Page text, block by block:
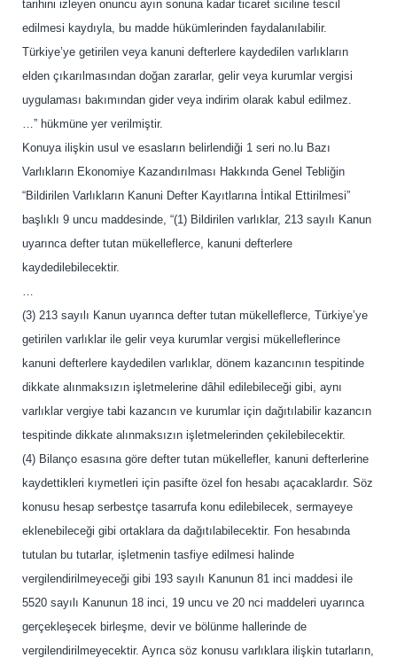
tarihini izleyen onuncu ayın sonuna kadar ticaret siciline tescil
edilmesi kaydıyla, bu madde hükümlerinden faydalanılabilir.
Türkiye’ye getirilen veya kanuni defterlere kaydedilen varlıkların
elden çıkarılmasından doğan zararlar, gelir veya kurumlar vergisi
uygulaması bakımından gider veya indirim olarak kabul edilmez.
…” hükmüne yer verilmiştir.
Konuya ilişkin usul ve esasların belirlendiği 1 seri no.lu Bazı
Varlıkların Ekonomiye Kazandırılması Hakkında Genel Tebliğin
“Bildirilen Varlıkların Kanuni Defter Kayıtlarına İntikal Ettirilmesi”
başlıklı 9 uncu maddesinde, “(1) Bildirilen varlıklar, 213 sayılı Kanun
uyarınca defter tutan mükelleflerce, kanuni defterlere
kaydedilebilecektir.
…
(3) 213 sayılı Kanun uyarınca defter tutan mükelleflerce, Türkiye’ye
getirilen varlıklar ile gelir veya kurumlar vergisi mükelleflerince
kanuni defterlere kaydedilen varlıklar, dönem kazancının tespitinde
dikkate alınmaksızın işletmelerine dâhil edilebileceği gibi, aynı
varlıklar vergiye tabi kazancın ve kurumlar için dağıtılabilir kazancın
tespitinde dikkate alınmaksızın işletmelerinden çekilebilecektir.
(4) Bilanço esasına göre defter tutan mükellefler, kanuni defterlerine
kaydettikleri kıymetleri için pasifte özel fon hesabı açacaklardır. Söz
konusu hesap serbestçe tasarrufa konu edilebilecek, sermayeye
eklenebileceği gibi ortaklara da dağıtılabilecektir. Fon hesabında
tutulan bu tutarlar, işletmenin tasfiye edilmesi halinde
vergilendirilmeyeceği gibi 193 sayılı Kanunun 81 inci maddesi ile
5520 sayılı Kanunun 18 inci, 19 uncu ve 20 nci maddeleri uyarınca
gerçekleşecek birleşme, devir ve bölünme hallerinde de
vergilendirilmeyecektir. Ayrıca söz konusu varlıklara ilişkin tutarların,